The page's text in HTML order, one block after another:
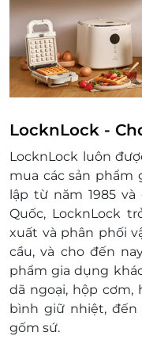
Lock&Lock sau:
Lock&Lock
Lock&Lock
Lock&Lock
LocknLock -
LocknLock luôn
mua các sản phẩm
lập từ năm 1985
Quốc, LocknLock
xuất và phân phối
cầu, và cho đến
phẩm gia dụng
dã ngoại, hộp cơm,
bình giữ nhiệt, đến
gốm sứ.